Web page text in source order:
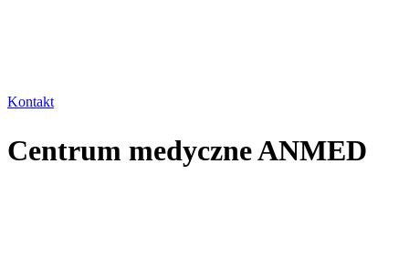
Kontakt
Centrum medyczne ANMED